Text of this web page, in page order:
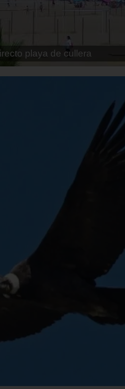
fossa